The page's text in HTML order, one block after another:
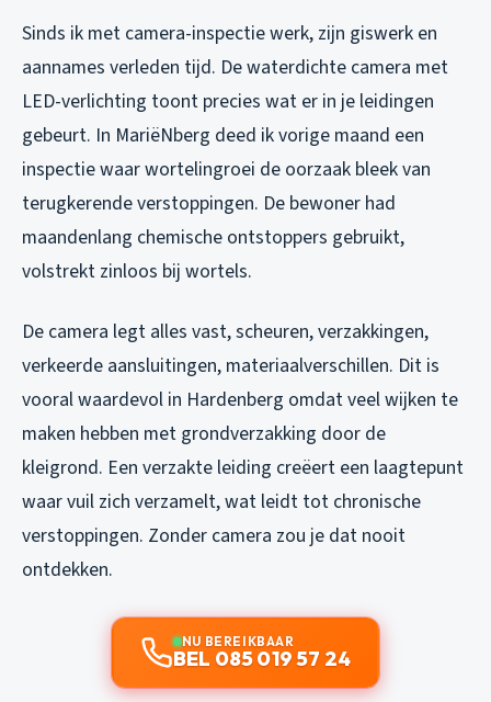
Sinds ik met camera-inspectie werk, zijn giswerk en
aannames verleden tijd. De waterdichte camera met
LED-verlichting toont precies wat er in je leidingen
gebeurt. In MariëNberg deed ik vorige maand een
inspectie waar wortelingroei de oorzaak bleek van
terugkerende verstoppingen. De bewoner had
maandenlang chemische ontstoppers gebruikt,
volstrekt zinloos bij wortels.
De camera legt alles vast, scheuren, verzakkingen,
verkeerde aansluitingen, materiaalverschillen. Dit is
vooral waardevol in Hardenberg omdat veel wijken te
maken hebben met grondverzakking door de
kleigrond. Een verzakte leiding creëert een laagtepunt
waar vuil zich verzamelt, wat leidt tot chronische
verstoppingen. Zonder camera zou je dat nooit
ontdekken.
NU BEREIKBAAR
BEL 085 019 57 24